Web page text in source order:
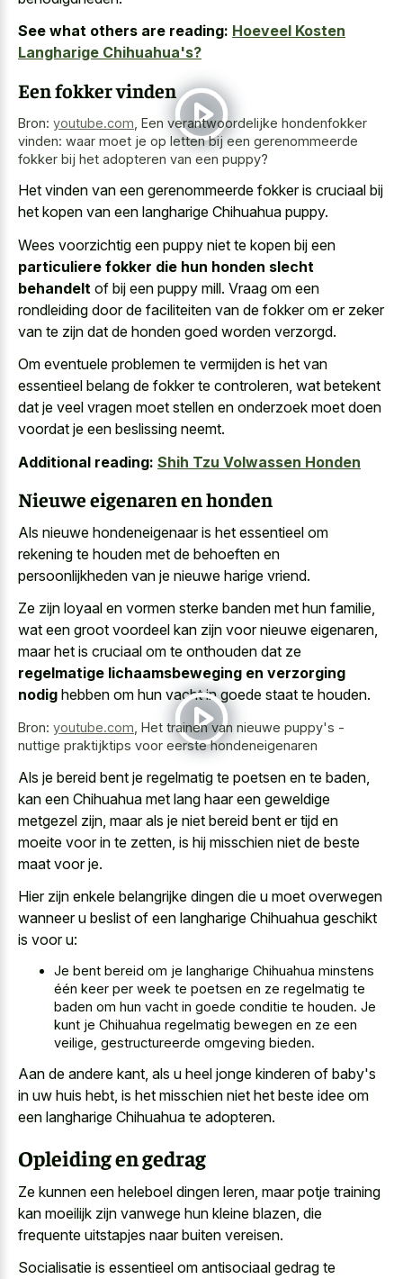
See what others are reading: Hoeveel Kosten
Langharige Chihuahua's?
Een fokker vinden
Bron: youtube.com Een verantwoordelijke hondenfokker
vinden: waar moet je op letten bij een gerenommeerde
fokker bij het adopteren van een puppy?
Het vinden van een gerenommeerde fokker is cruciaal bij
het kopen van een langharige Chihuahua puppy.
Wees voorzichtig een puppy niet te kopen bij een
particuliere fokker die hun honden slecht
behandelt of bij een puppy mill. Vraag om een
rondleiding door de faciliteiten van de fokker om er zeker
van te zijn dat de honden goed worden verzorgd.
Om eventuele problemen te vermijden is het van
essentieel belang de fokker te controleren, wat betekent
dat je veel vragen moet stellen en onderzoek moet doen
voordat je een beslissing neemt.
Additional reading: Shih Tzu Volwassen Honden
Nieuwe eigenaren en honden
Als nieuwe hondeneigenaar is het essentieel om
rekening te houden met de behoeften en
persoonlijkheden van je nieuwe harige vriend.
Ze zijn loyaal en vormen sterke banden met hun familie,
wat een groot voordeel kan zijn voor nieuwe eigenaren,
maar het is cruciaal om te onthouden dat ze
regelmatige lichaamsbeweging en verzorging
nodig hebben om hun vacht in goede staat te houden.
Bron: youtube.com Het trainen van nieuwe puppy's -
nuttige praktijktips voor eerste hondeneigenaren
Als je bereid bent je regelmatig te poetsen en te baden,
kan een Chihuahua met lang haar een geweldige
metgezel zijn, maar als je niet bereid bent er tijd en
moeite voor in te zetten, is hij misschien niet de beste
maat voor je.
Hier zijn enkele belangrijke dingen die u moet overwegen
wanneer u beslist of een langharige Chihuahua geschikt
is voor u:
Je bent bereid om je langharige Chihuahua minstens
één keer per week te poetsen en ze regelmatig te
baden om hun vacht in goede conditie te houden. Je
kunt je Chihuahua regelmatig bewegen en ze een
veilige, gestructureerde omgeving bieden.
Aan de andere kant, als u heel jonge kinderen of baby's
in uw huis hebt, is het misschien niet het beste idee om
een langharige Chihuahua te adopteren.
Opleiding en gedrag
Ze kunnen een heleboel dingen leren, maar potje training
kan moeilijk zijn vanwege hun kleine blazen, die
frequente uitstapjes naar buiten vereisen.
Socialisatie is essentieel om antisociaal gedrag te